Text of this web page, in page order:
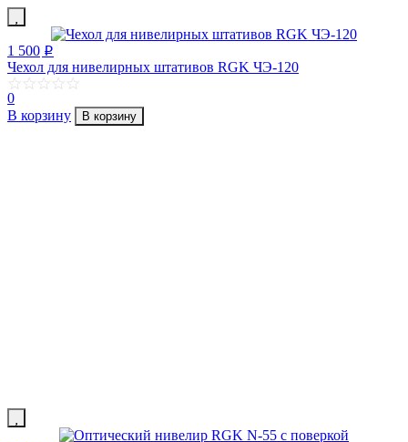
1 500 p
Чехол для нивелирных штативов RGK ЧЭ-120
0
В корзину
В корзину